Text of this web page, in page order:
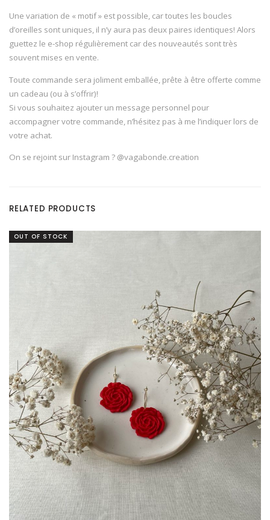
Une variation de « motif » est possible, car toutes les boucles
d’oreilles sont uniques, il n’y aura pas deux paires identiques! Alors
guettez le e-shop régulièrement car des nouveautés sont très
souvent mises en vente.
Toute commande sera joliment emballée, prête à être offerte comme
un cadeau (ou à s’offrir)!
Si vous souhaitez ajouter un message personnel pour
accompagner votre commande, n’hésitez pas à me l’indiquer lors de
votre achat.
On se rejoint sur Instagram ? @vagabonde.creation
RELATED PRODUCTS
OUT OF STOCK